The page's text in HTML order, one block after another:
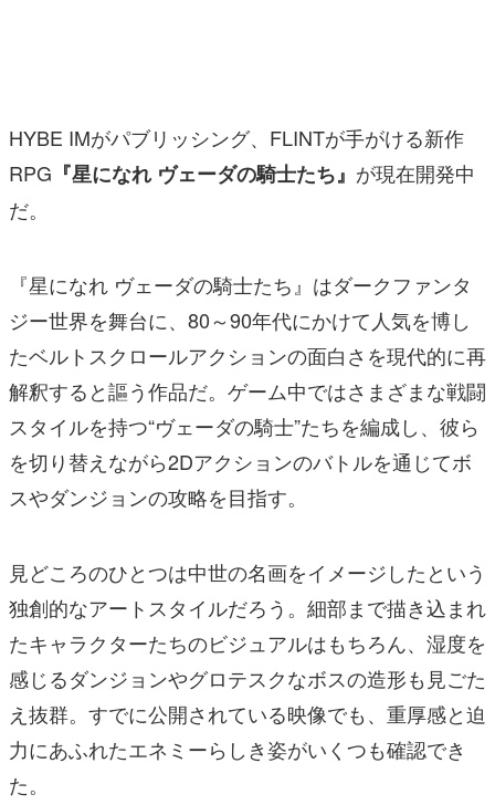
その他
電ファミニコゲーマーとは？
HYBE IMがパブリッシング、FLINTが手がける新作
RPG 『星になれ ヴェーダの騎士たち』 が現在開発中
だ。
『星になれ ヴェーダの騎士たち』はダークファンタ
ジー世界を舞台に、80～90年代にかけて人気を博し
たベルトスクロールアクションの面白さを現代的に再
解釈すると謳う作品だ。ゲーム中ではさまざまな戦闘
スタイルを持つ“ヴェーダの騎士”たちを編成し、彼ら
を切り替えながら2Dアクションのバトルを通じてボ
スやダンジョンの攻略を目指す。
見どころのひとつは中世の名画をイメージしたという
独創的なアートスタイルだろう。細部まで描き込まれ
たキャラクターたちのビジュアルはもちろん、湿度を
感じるダンジョンやグロテスクなボスの造形も見ごた
え抜群。すでに公開されている映像でも、重厚感と迫
力にあふれたエネミーらしき姿がいくつも確認でき
た。